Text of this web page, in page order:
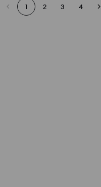
1 2 3 4